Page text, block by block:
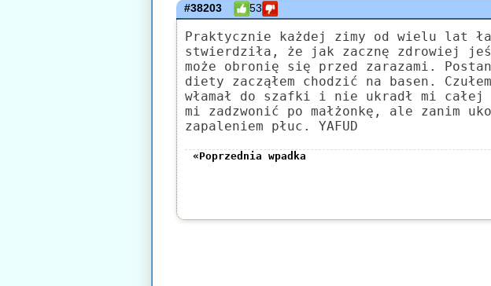
#38203 53
Praktycznie każdej zimy od wielu lat
stwierdziła, że jak zacznę zdrowiej
może obronię się przed zarazami.
diety zacząłem chodzić na basen.
włamał do szafki i nie ukradł mi
mi zadzwonić po małżonkę, ale zanim
zapaleniem płuc. YAFUD
«Poprzednia wpadka